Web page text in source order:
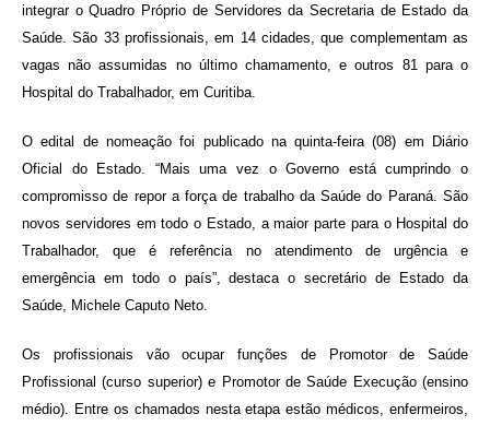
integrar o Quadro Próprio de Servidores da Secretaria de Estado da
Saúde. São 33 profissionais, em 14 cidades, que complementam as
vagas não assumidas no último chamamento, e outros 81 para o
Hospital do Trabalhador, em Curitiba.
O edital de nomeação foi publicado na quinta-feira (08) em Diário
Oficial do Estado. “Mais uma vez o Governo está cumprindo o
compromisso de repor a força de trabalho da Saúde do Paraná. São
novos servidores em todo o Estado, a maior parte para o Hospital do
Trabalhador, que é referência no atendimento de urgência e
emergência em todo o país”, destaca o secretário de Estado da
Saúde, Michele Caputo Neto.
Os profissionais vão ocupar funções de Promotor de Saúde
Profissional (curso superior) e Promotor de Saúde Execução (ensino
médio). Entre os chamados nesta etapa estão médicos, enfermeiros,